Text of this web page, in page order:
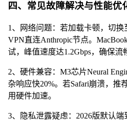
四、常见故障解决与性能优
1、网络问题：若加载卡顿，切换
VPN直连Anthropic节点。
试，峰值速度达1.2Gbps，确保流
2、硬件兼容：M3芯片Neural
杂响应快20%。若Safari崩溃，推
用硬件加速。
3、隐私泄露疑虑：2026版默认端